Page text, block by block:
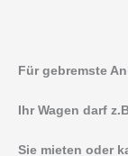
Für gebremste
Ihr Wagen darf
Sie mieten oder